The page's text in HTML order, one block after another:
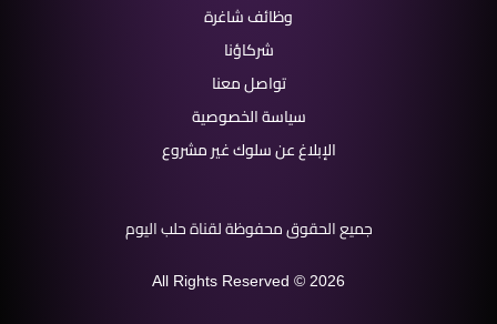
وظائف شاغرة
شركاؤنا
تواصل معنا
سياسة الخصوصية
الإبلاغ عن سلوك غير مشروع
جميع الحقوق محفوظة لقناة حلب اليوم
All Rights Reserved © 2026